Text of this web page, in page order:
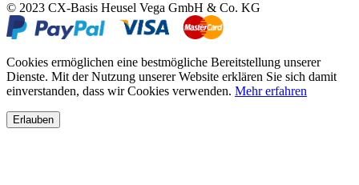
© 2023 CX-Basis Heusel Vega GmbH & Co. KG
Cookies ermöglichen eine bestmögliche Bereitstellung unserer
Dienste. Mit der Nutzung unserer Website erklären Sie sich damit
einverstanden, dass wir Cookies verwenden. Mehr erfahren
Erlauben